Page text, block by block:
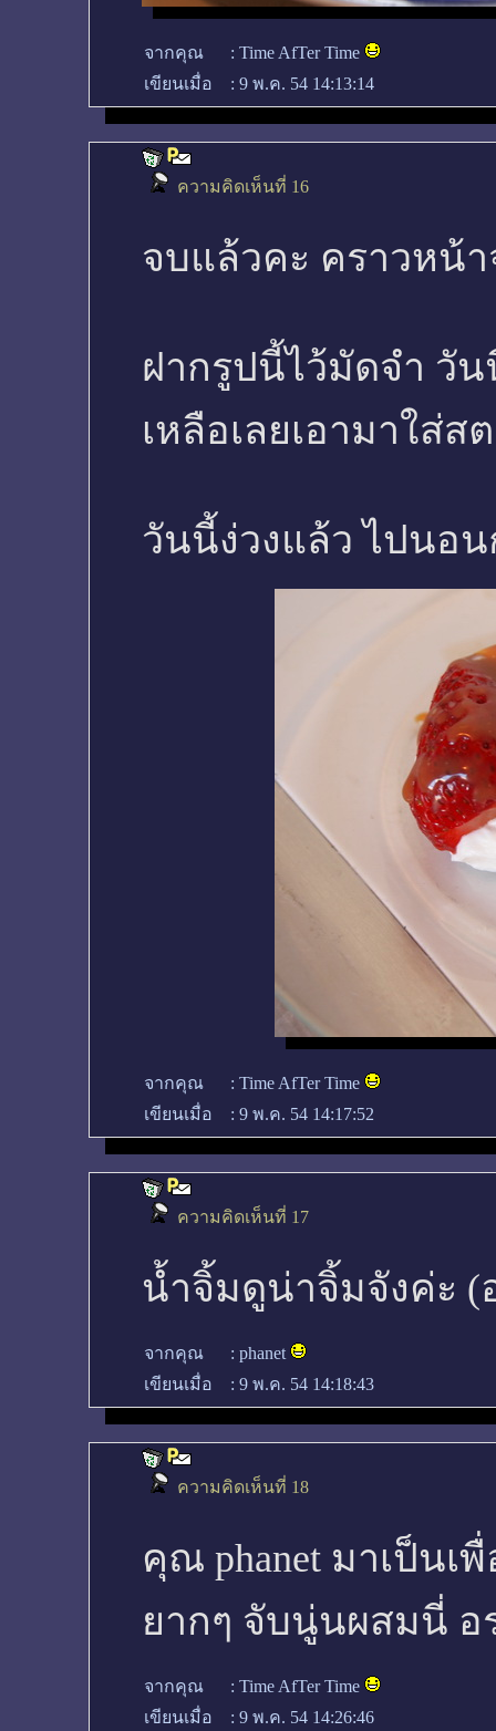
จากคุณ : Time AfTer Time
เขียนเมื่อ
: 9 พ.ค. 54 14:13:14
ความคิดเห็นที่ 16
จบแล้วคะ คราวหน้
ฝากรูปนี้ไว้มัดจำ วั
เหลือเลยเอามาใส่ส
วันนี้ง่วงแล้ว ไปนอ
จากคุณ : Time AfTer Time
เขียนเมื่อ
: 9 พ.ค. 54 14:17:52
ความคิดเห็นที่ 17
น้ำจิ้มดูน่าจิ้มจังค่ะ (
จากคุณ : phanet
เขียนเมื่อ
: 9 พ.ค. 54 14:18:43
ความคิดเห็นที่ 18
คุณ phanet มาเป็นเ
ยากๆ จับนู่นผสมนี่ อ
จากคุณ : Time AfTer Time
เขียนเมื่อ
: 9 พ.ค. 54 14:26:46